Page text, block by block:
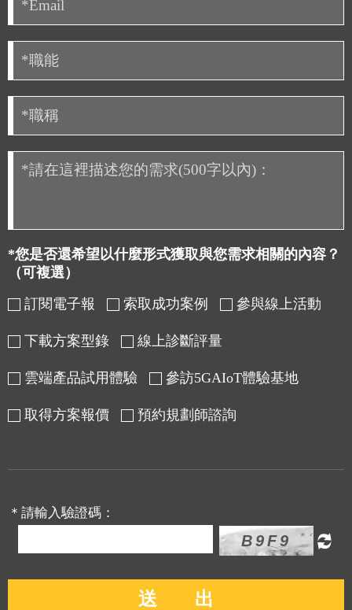
*您是否還希望以什麼形式獲取與您需求相關的內容？
（可複選）
訂閱電子報
索取成功案例 參與線上活動
下載方案型錄 線上診斷評量
雲端產品試用體驗 參訪5GAIoT體驗基地
取得方案報價 預約規劃師諮詢
＊請輸入驗證碼：